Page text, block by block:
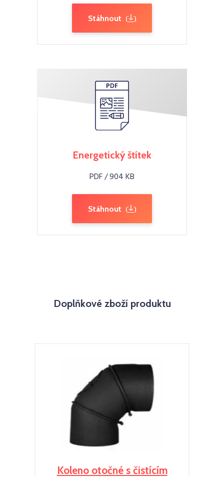
Stáhnout
Energetický štítek
PDF / 904 KB
Stáhnout
Doplňkové zboží produktu
Koleno otočné s čistícím